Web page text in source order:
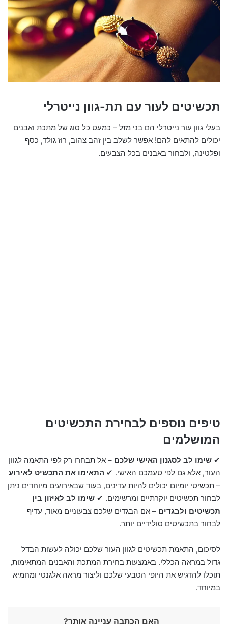
תכשיטים לעור עם תת-גוון נייטרלי
בעלי גוון עור נייטרלי הם בני מזל – כמעט כל סוג של מתכת ואבנים
יכולים להתאים להם! אפשר לשלב בין זהב צהוב, רוז גולד, כסף
ופלטינה, ולבחור באבנים בכל הצבעים.
טיפים נוספים לבחירת התכשיטים
המושלמים
✔ שימו לב לסגנון האישי שלכם – אל תבחרו רק לפי התאמה לגוון
העור, אלא גם לפי טעמכם האישי. ✔ התאימו את התכשיט לאירוע
– תכשיטי יומיום יכולים להיות עדינים, בעוד שבאירועים מיוחדים ניתן
לבחור תכשיטים יוקרתיים ומרשימים. ✔ שימו לב לאיזון בין
תכשיטים ולבגדים – אם הבגדים שלכם צבעוניים מאוד, עדיף
לבחור בתכשיטים סולידיים יותר.
לסיכום, התאמת תכשיטים לגוון העור שלכם יכולה לעשות הבדל
גדול במראה הכללי. באמצעות בחירת המתכת והאבנים המתאימות,
תוכלו להדגיש את היופי הטבעי שלכם וליצור מראה אלגנטי ומחמיא
במיוחד.
האם הכתבה עניינה אותך?